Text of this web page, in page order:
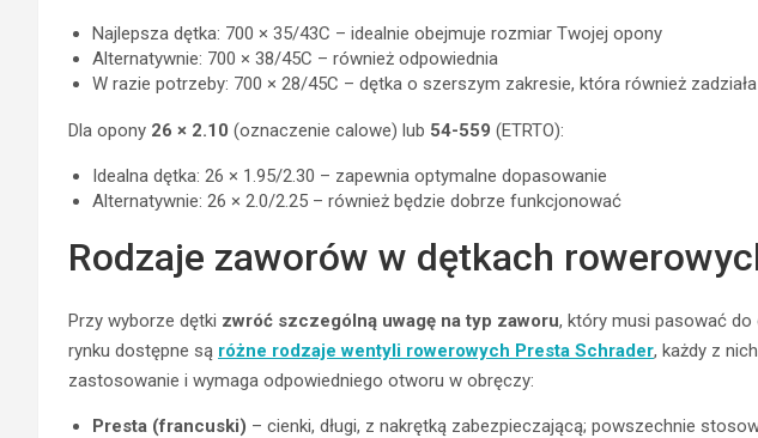
Najlepsza dętka: 700 × 35/43C – idealnie obejmuje rozmiar Twojej opony
Alternatywnie: 700 × 38/45C – również odpowiednia
W razie potrzeby: 700 × 28/45C – dętka o szerszym zakresie, która również zadziała
Dla opony 26 × 2.10 (oznaczenie calowe) lub 54-559 (ETRTO):
Idealna dętka: 26 × 1.95/2.30 – zapewnia optymalne dopasowanie
Alternatywnie: 26 × 2.0/2.25 – również będzie dobrze funkcjonować
Rodzaje zaworów w dętkach
Przy wyborze dętki zwróć szczególną uwagę na typ zaworu, który musi pasować
rynku dostępne są różne rodzaje wentyli rowerowych Presta Schrader, każdy z
zastosowanie i wymaga odpowiedniego otworu w obręczy:
Presta (francuski) – cienki, długi, z nakrętką zabezpieczającą; powszechnie